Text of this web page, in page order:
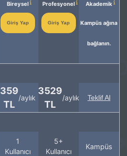
Bireysel
Giriş Yap
Profesyonel
Giriş Yap
Akademik
Kampüs ağına
bağlanın.
359
TL
/aylık
3529
TL
/aylık Teklif Al
1
Kullanıcı
5+
Kullanıcı
Kampüs